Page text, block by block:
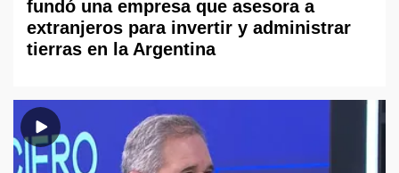
fundó una empresa que asesora a
extranjeros para invertir y administrar
tierras en la Argentina